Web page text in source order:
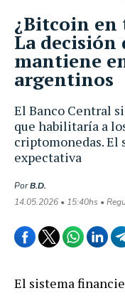
El Banco Central
que habilitaría a
criptomonedas.
expectativa
PorB.D.
14.05.2026 • 15:40hs •
¿Bitcoin en
La decisión
mantiene
argentinos
El sistema